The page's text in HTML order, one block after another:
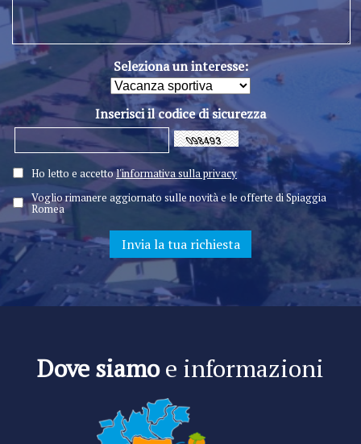
Seleziona un interesse:
Inserisci il codice di sicurezza
Ho letto e accettol'informativa sulla privacy
Voglio rimanere aggiornato sulle novità e le offerte di Spiaggia
Romea
Dove siamoe informazioni